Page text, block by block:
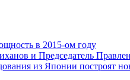
в 2015-ом году
и Председатель
из Японии построят